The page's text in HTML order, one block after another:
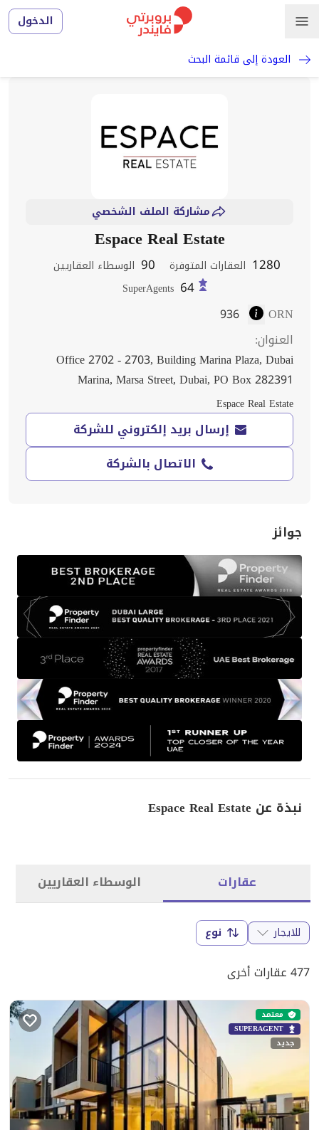
الدخول
العودة إلى قائمة البحث
مشاركة الملف الشخصي
Espace Real Estate
1280 العقارات المتوفرة 90 الوسطاء العقاريين
64
SuperAgents
ORN
936
العنوان:
Office 2702 - 2703, Building Marina Plaza, Dubai
Marina, Marsa Street, Dubai, PO Box 282391
Espace Real Estate
إرسال بريد إلكتروني للشركة
الاتصال بالشركة
جوائز
نبذة عن Espace Real Estate
عقارات الوسطاء العقاريين
للايجار نوع
477 عقارات أخرى
معتمد
SUPERAGENT
جديد